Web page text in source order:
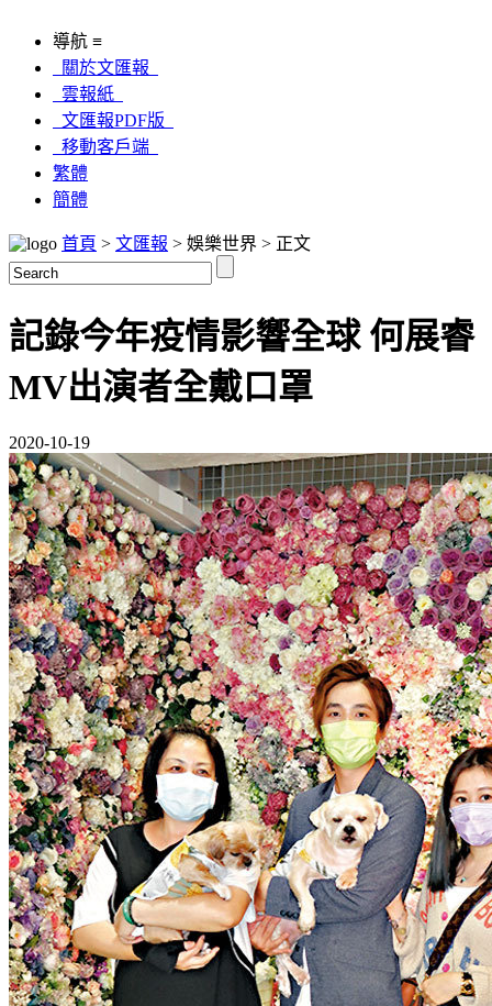
導航 ≡
關於文匯報
雲報紙
文匯報PDF版
移動客戶端
繁體
簡體
首頁 > 文匯報 > 娛樂世界 > 正文
記錄今年疫情影響全球 何展睿
MV出演者全戴口罩
2020-10-19